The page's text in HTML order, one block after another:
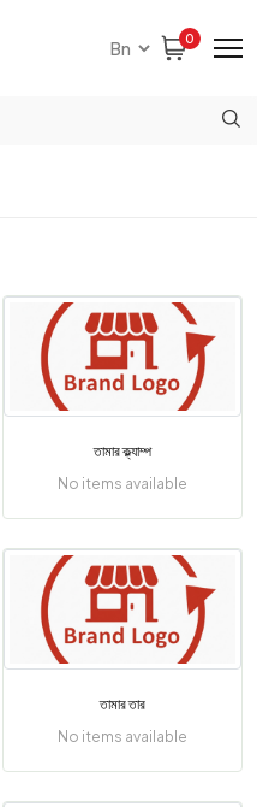
0
তামার ক্ল্যাম্প
No items available
তামার তার
No items available